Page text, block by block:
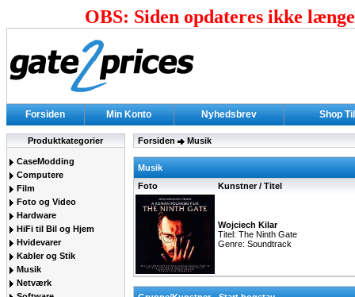
OBS: Siden opdateres ikke
Forsiden Min Konto Nyhedsbrev Shop
Produktkategorier
CaseModding
Computere
Film
Foto og Video
Hardware
HiFi til Bil og Hjem
Hvidevarer
Kabler og Stik
Musik
Netværk
Forsiden Musik
Musik
Foto
Kunstner / Titel
Wojciech Kilar
Titel: The Ninth Gate
Genre: Soundtrack